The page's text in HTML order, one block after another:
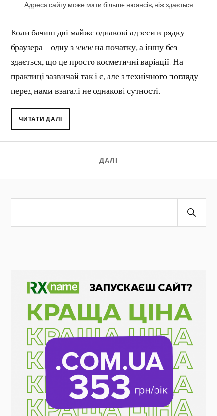
Адреса сайту може мати більше нюансів, ніж здається
Коли бачиш дві майже однакові адреси в рядку
браузера – одну зwwwна початку, а іншу без –
здається, що це просто косметичні варіації. На
практиці зазвичай так і є, але з технічного погляду
перед нами взагалі не однакові сутності.
ЧИТАТИ ДАЛІ
ДАЛІ